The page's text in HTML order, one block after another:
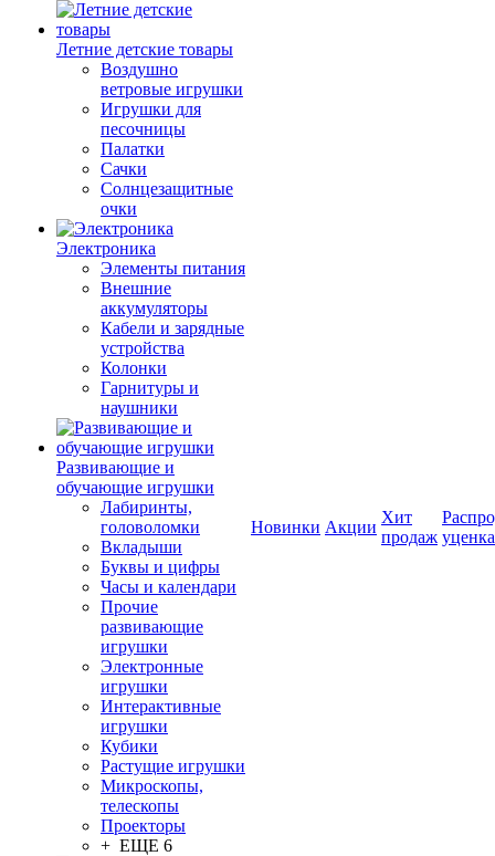
Летние детские товары
Воздушно
ветровые игрушки
Игрушки для
песочницы
Палатки
Сачки
Солнцезащитные
очки
Электроника
Элементы питания
Внешние
аккумуляторы
Кабели и зарядные
устройства
Колонки
Гарнитуры и
наушники
Развивающие и
обучающие игрушки
Лабиринты,
головоломки
Вкладыши
Буквы и цифры
Часы и календари
Прочие
развивающие
игрушки
Электронные
игрушки
Интерактивные
игрушки
Кубики
Растущие игрушки
Микроскопы,
телескопы
Проекторы
+ ЕЩЕ 6
Новинки Акции
Хит
продаж уценка